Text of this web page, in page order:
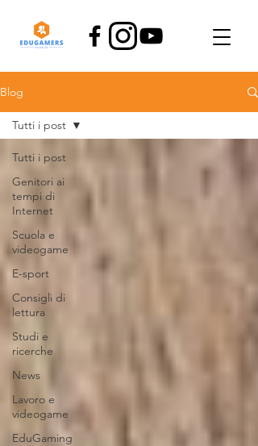
Blog
Tutti i post
Genitori ai
tempi di
Internet
Scuola e
videogame
E-sport
Consigli di
lettura
Studi e
ricerche
News
Lavoro e
videogame
EduGaming
Tutti i post